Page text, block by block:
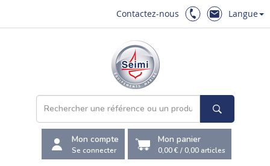
Contactez-nous Langue
Mon compte
Se connecter
Mon panier
0,00 €/0,00 articles